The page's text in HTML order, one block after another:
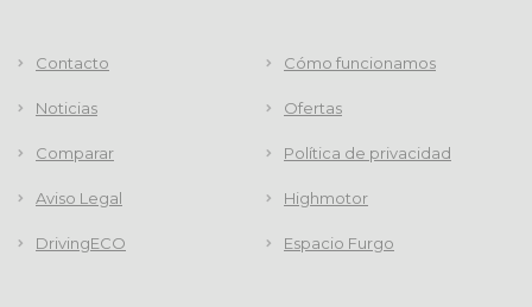
Contacto Cómo funcionamos
Noticias Ofertas
Comparar Política de privacidad
Aviso Legal Highmotor
DrivingECO Espacio Furgo